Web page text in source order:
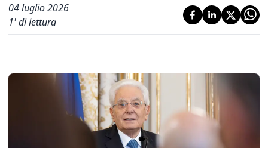
04 luglio 2026
1' di lettura